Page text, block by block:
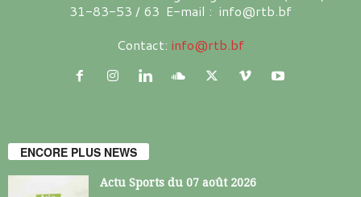
31-83-53 / 63 E-mail : info@rtb.bf
Contact: info@rtb.bf
ENCORE PLUS NEWS
Actu Sports du 07 août 2026